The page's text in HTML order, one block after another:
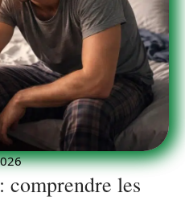
comprendre les